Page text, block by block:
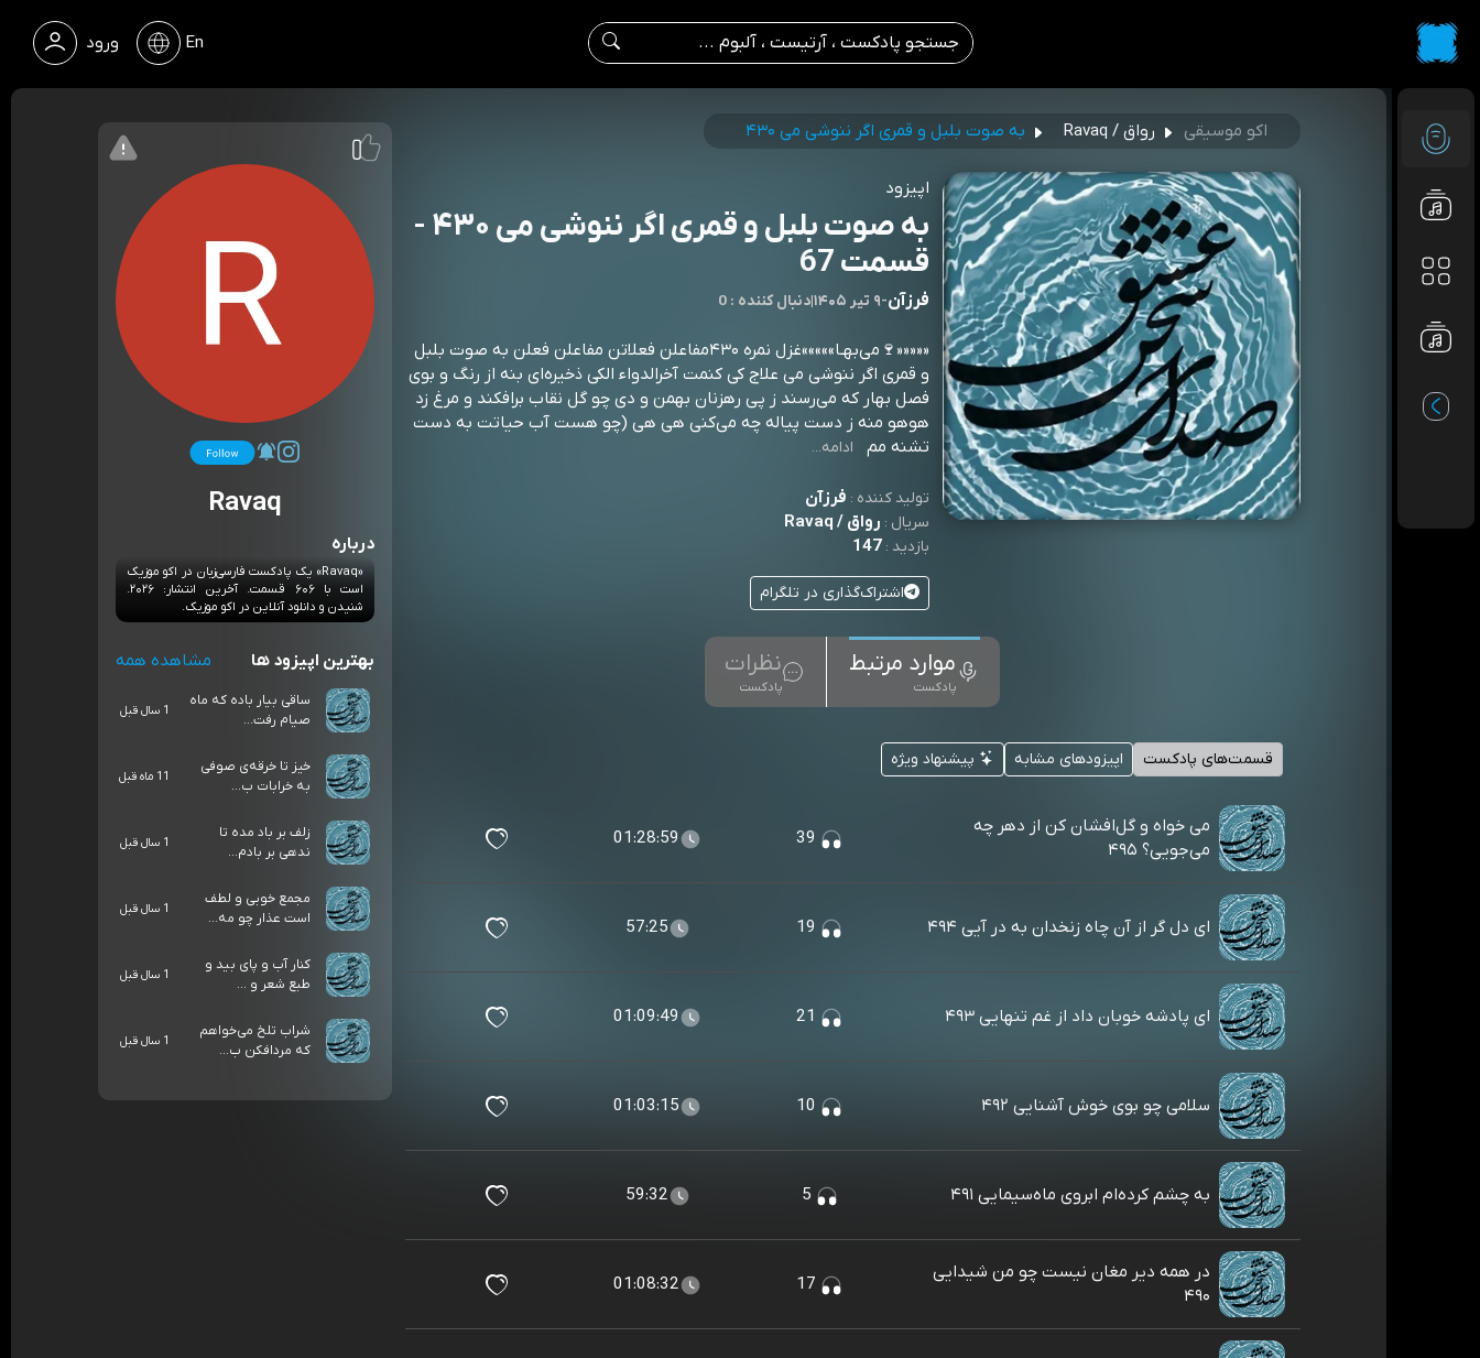
ورود En
اکو موسیقی رواق / Ravaq به صوت بلبل و قمری اگر ننوشی می ۴۳۰
اپیزود
به صوت بلبل و قمری اگر ننوشی می ۴۳۰ -
قسمت 67
فرزآن-۹ تیر ۱۴۰۵ |0 : دنبال کننده
«««««🍷می‌بهـا»»»»»غزل نمره ۴۳۰مفاعلن فعلاتن مفاعلن فعلن به صوت بلبل
و قمری اگر ننوشی می علاج کی کنمت آخرالدواء الکی ذخيره‌ای بنه از رنگ و بوی
فصل بهار که می‌رسند ز پی رهزنان بهمن و دی چو گل نقاب برافکند و مرغ زد
هوهو منه ز دست پياله چه می‌کنی هی هی (چو هست آب حیاتت به دست
تشنه مم
ادامه...
تولید کننده : فرزآن
سریال : رواق / Ravaq
بازدید :147
اشتراک‌گذاری در تلگرام
موارد مرتبط
پادکست
نظرات
پادکست
قسمت‌های پادکست اپیزودهای مشابه پیشنهاد ویژه
می خواه و گل‌افشان کن از دهر چه
می‌جویی؟ ۴۹۵
01:28:59
ای دل گر از آن چاه زنخدان به در آیی ۴۹۴ 57:25
ای پادشه خوبان داد از غم تنهایی ۴۹۳ 01:09:49
سلامی چو بوی خوش آشنایی ۴۹۲ 01:03:15
به چشم کرده‌ام ابروی ماه‌سیمایی ۴۹۱ 59:32
در همه دیر مغان نیست چو من شیدایی
۴۹۰
01:08:32
Ravaq
درباره
«Ravaq» یک پادکست فارسی‌زبان در اکو موزیک
است با ۶۰۶ قسمت. آخرین انتشار: ۲۰۲۶.
شنیدن و دانلود آنلاین در اکو موزیک.
بهترین اپیزود ها مشاهده همه
ساقی بیار باده که ماه
صیام رفت...
1 سال قبل
خیز تا خرقه‌ی صوفی
به خرابات ب...
11 ماه قبل
زلف بر باد مده تا
ندهی بر بادم...
1 سال قبل
مجمع خوبی و لطف
است عذار چو مه...
1 سال قبل
کنار آب و پای بید و
طبع شعر و ...
1 سال قبل
شراب تلخ می‌خواهم
که مردافکن ب...
1 سال قبل